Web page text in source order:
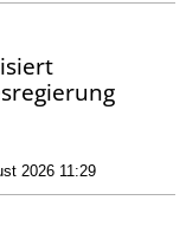
2026 11:29